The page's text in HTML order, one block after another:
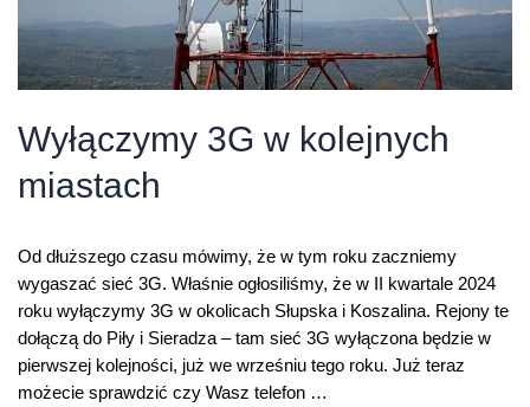
Wyłączymy 3G w kolejnych
miastach
Od dłuższego czasu mówimy, że w tym roku zaczniemy
wygaszać sieć 3G. Właśnie ogłosiliśmy, że w II kwartale 2024
roku wyłączymy 3G w okolicach Słupska i Koszalina. Rejony te
dołączą do Piły i Sieradza – tam sieć 3G wyłączona będzie w
pierwszej kolejności, już we wrześniu tego roku. Już teraz
możecie sprawdzić czy Wasz telefon …